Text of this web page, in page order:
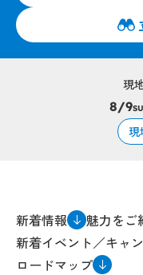
現
8/9
現
新着情報
魅力をご
新着イベント／キャ
ロードマップ